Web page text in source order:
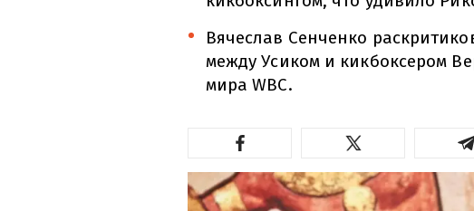
Вячеслав Сенченко
между Усиком и кикбоксером
мира WBC.